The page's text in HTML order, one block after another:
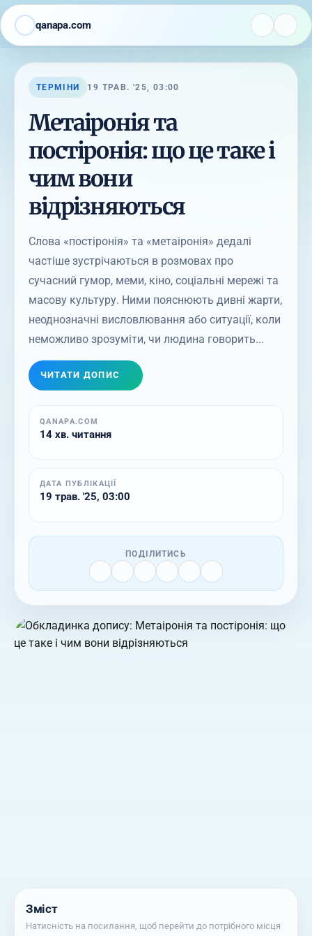
qanapa.com
ТЕРМІНИ 19 ТРАВ. '25, 03:00
Метаіронія та
постіронія: що це таке і
чим вони
відрізняються
Слова «постіронія» та «метаіронія» дедалі
частіше зустрічаються в розмовах про
сучасний гумор, меми, кіно, соціальні мережі та
масову культуру. Ними пояснюють дивні жарти,
неоднозначні висловлювання або ситуації, коли
неможливо зрозуміти, чи людина говорить...
ЧИТАТИ ДОПИС
QANAPA.COM
14 хв. читання
ДАТА ПУБЛІКАЦІЇ
19 трав. '25, 03:00
ПОДІЛИТИСЬ
Зміст
Натисність на посилання, щоб перейти до потрібного місця